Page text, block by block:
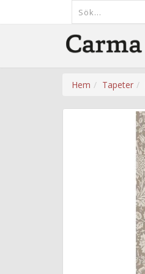
Hem Tapeter